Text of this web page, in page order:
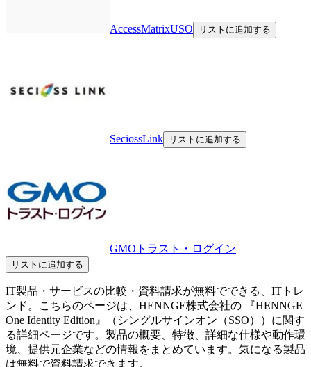
AccessMatrixUSO リストに追加する
SeciossLink リストに追加する
GMOトラスト・ログイン
リストに追加する
IT製品・サービスの比較・資料請求が無料でできる、ITトレ
ンド。こちらのページは、 HENNGE株式会社の 『HENNGE
One Identity Edition 』（ シングルサインオン（SSO）
）に関す
る詳細ページです。製品の概要、特徴、詳細な仕様や動作環
境、提供元企業などの情報をまとめています。気になる製品
は無料で資料請求できます。